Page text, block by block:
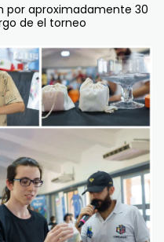
por aproximadamente 30
de el torneo